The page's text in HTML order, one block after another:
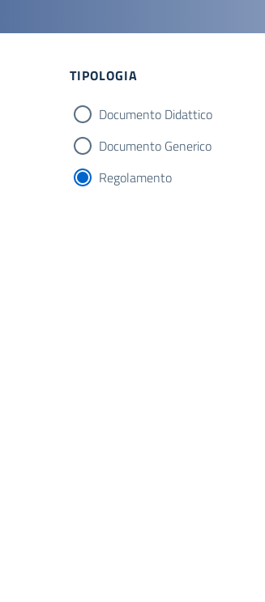
TIPOLOGIA
Documento Didattico
Documento Generico
Regolamento